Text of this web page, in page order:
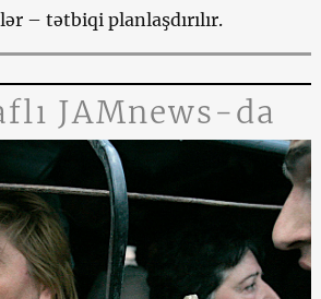
– tətbiqi planlaşdırılır.
JAMnews-da